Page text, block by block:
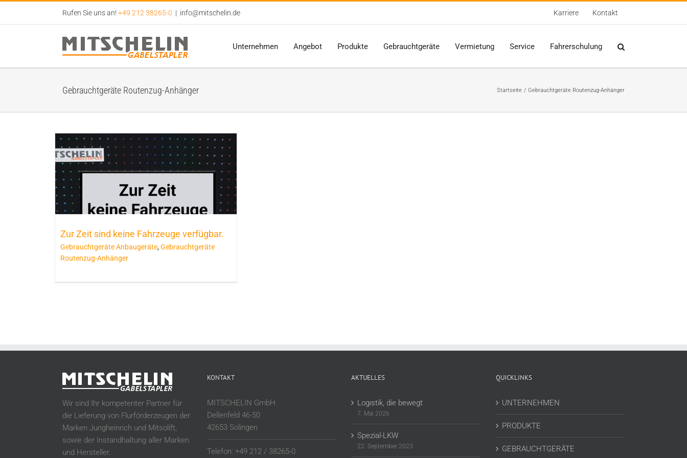
Rufen Sie uns an! +49 212 38265-0 | info@mitschelin.de Karriere Kontakt
Unternehmen Angebot Produkte Gebrauchtgeräte Vermietung Service Fahrerschulung
Gebrauchtgeräte Routenzug-Anhänger Startseite Gebrauchtgeräte Routenzug-Anhänger
Zur Zeit sind keine Fahrzeuge verfügbar.
Gebrauchtgeräte Anbaugeräte, Gebrauchtgeräte
Routenzug-Anhänger
Wir sind Ihr kompetenter Partner für
die Lieferung von Flurförderzeugen der
Marken Jungheinrich und Mitsolift,
sowie der Instandhaltung aller Marken
und Hersteller.
KONTAKT
MITSCHELIN GmbH
Dellenfeld 46-50
42653 Solingen
Telefon: +49 212 / 38265-0
AKTUELLES
Logistik, die bewegt
7. Mai 2026
Spezial-LKW
22. September 2023
QUICKLINKS
UNTERNEHMEN
PRODUKTE
GEBRAUCHTGERÄTE